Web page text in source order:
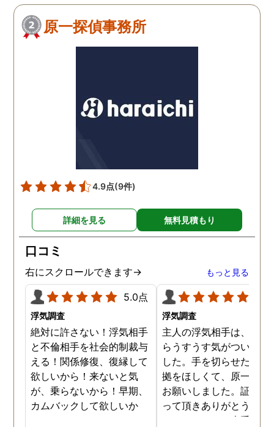
原一探偵事務所
4.9点(9件)
詳細を見る 無料見積もり
口コミ
右にスクロールできます→ もっと見る
5.0点
浮気調査
絶対に許さない！浮気相手
と不倫相手を社会的制裁与
える！関係修復、復縁して
欲しいから！来ないと気
が、乗らないから！早期、
カムバックして欲しいか
浮気調査
主人の浮気相手は、以前
らうすうす気がついてい
した。手を切らせたくて
拠をほしくて、原一さん
お願いしました。証拠を
って頂きありがとうござ
ました。やはり大手の会